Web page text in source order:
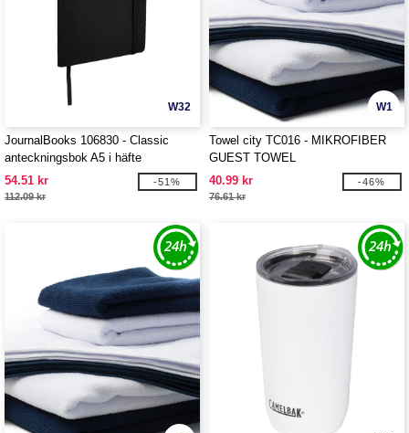
W32
JournalBooks 106830 - Classic
anteckningsbok A5 i häfte
54.51 kr
112.09 kr
-51%
W1
Towel city TC016 - MIKROFIBER
GUEST TOWEL
40.99 kr
76.61 kr
-46%